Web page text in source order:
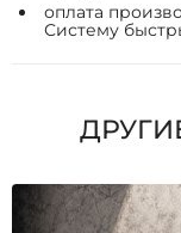
оплата
Систему